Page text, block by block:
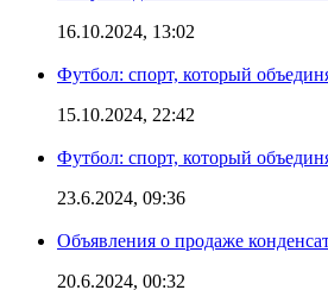
16.10.2024, 13:02
Футбол: спорт, который
15.10.2024, 22:42
Футбол: спорт, который
23.6.2024, 09:36
Объявления о продаже
20.6.2024, 00:32